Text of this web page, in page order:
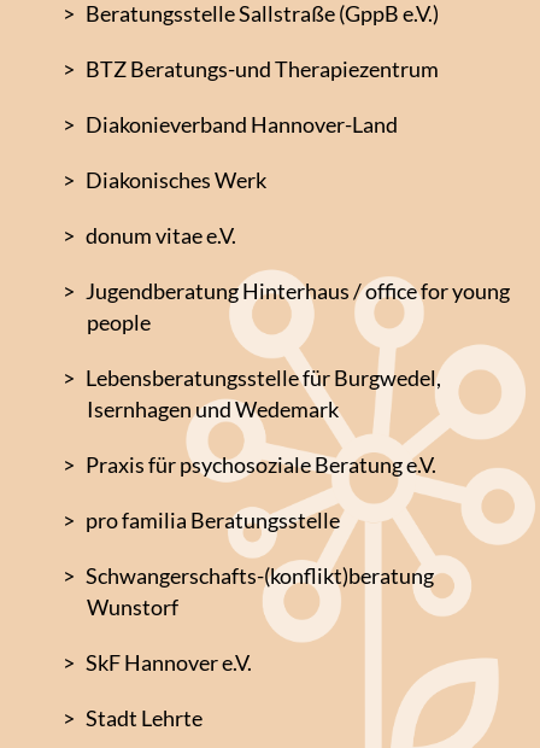
Beratungsstelle Sallstraße (GppB e.V.)
BTZ Beratungs-und Therapiezentrum
Diakonieverband Hannover-Land
Diakonisches Werk
donum vitae e.V.
Jugendberatung Hinterhaus / office for young
people
Lebensberatungsstelle für Burgwedel,
Isernhagen und Wedemark
Praxis für psychosoziale Beratung e.V.
pro familia Beratungsstelle
Schwangerschafts-(konflikt)beratung
Wunstorf
SkF Hannover e.V.
Stadt Lehrte